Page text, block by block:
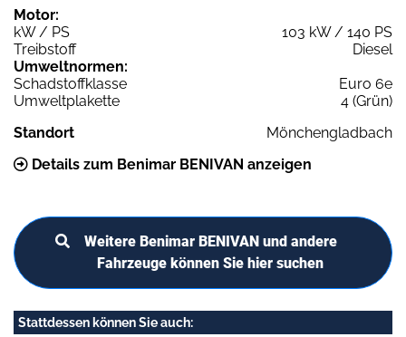
Motor:
kW / PS
103 kW / 140 PS
Treibstoff
Diesel
Umweltnormen:
Schadstoffklasse
Euro 6e
Umweltplakette
4 (Grün)
Standort
Mönchengladbach
Details zum Benimar BENIVAN anzeigen
Weitere Benimar BENIVAN und andere
Fahrzeuge können Sie hier suchen
Stattdessen können Sie auch: